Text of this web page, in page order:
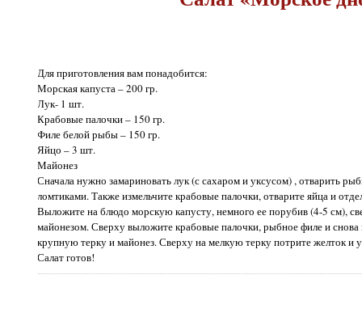
Для приготовления вам понадобится:
Морская капуста – 200 гр.
Лук- 1 шт.
Крабовые палочки – 150 гр.
Филе белой рыбы – 150 гр.
Яйцо – 3 шт.
Майонез
Сначала нужно замариновать лук (с сахаром и уксусом) , отварить
ломтиками. Также измельчите крабовые палочки, отварите яйца и
Выложите на блюдо морскую капусту, немного ее порубив (4-5 см),
майонезом. Сверху выложите крабовые палочки, рыбное филе и
крупную терку и майонез. Сверху на мелкую терку потрите желток и
Салат готов!